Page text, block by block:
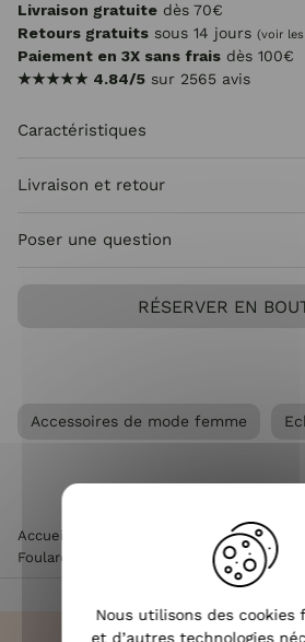
Livraison gratuite dès 70€
Retours gratuits sous 14 jours (voir
Paiement en 3X sans frais dès 100€
★★★★★ 4.84/5 sur 2565 avis
Caractéristiques
Livraison et retour
Poser une question
RÉSERVER EN
Accessoires de mode femme
Accueil Accessoires de mode femme
Foulard femme fleuri et dorures Gisela
Nous utilisons des cookies
et d’autres technologies